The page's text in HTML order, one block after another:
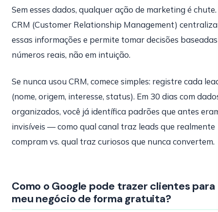
Sem esses dados, qualquer ação de marketing é chute.
CRM (Customer Relationship Management) centraliza
essas informações e permite tomar decisões
números reais, não em intuição.
Se nunca usou CRM, comece simples: registre cada
(nome, origem, interesse, status). Em 30 dias com
organizados, você já identífica padrões que antes
invisíveis — como qual canal traz leads que realmente
compram vs. qual traz curiosos que nunca convertem.
Como o Google pode trazer clientes para
meu negócio de forma gratuita?